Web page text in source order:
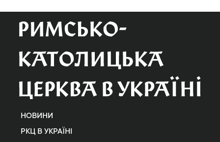
НОВИНИ
РКЦ В УКРАЇНІ